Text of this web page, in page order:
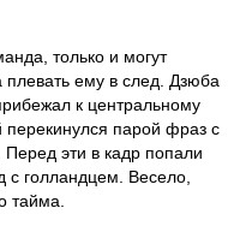
только и могут
плевать ему в след. Дзюба
к центральному
перекинулся парой фраз с
эти в кадр попали
голландцем. Весело,
тайма.